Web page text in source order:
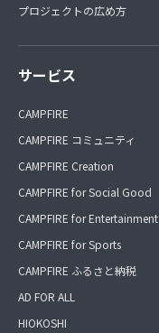
プロジェクトの広め方
サービス
CAMPFIRE
CAMPFIRE コミュニティ
CAMPFIRE Creation
CAMPFIRE for Social Good
CAMPFIRE for Entertainment
CAMPFIRE for Sports
CAMPFIRE ふるさと納税
AD FOR ALL
HIOKOSHI